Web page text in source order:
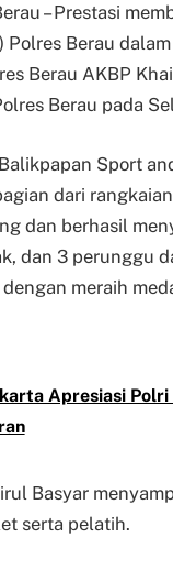
– Prestasi
Polres Berau
Berau AKBP
Berau pada
Sport
dari
dan berhasil
dan 3 perunggu
meraih
Apresiasi
Basyar
serta pelatih.